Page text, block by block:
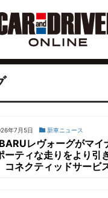
年7月5日 新車ニュース
レヴォーグがマイ
ーティな走りをより引
コネクティッドサービ